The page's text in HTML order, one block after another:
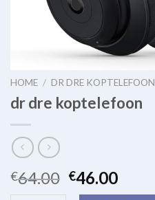
HOME / DR DRE KOPTELEFOON
dr dre koptelefoon
€64.00 €46.00